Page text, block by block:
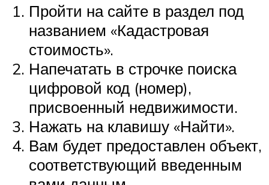
Пройти на сайте в раздел под
названием «Кадастровая
стоимость».
Напечатать в строчке поиска
цифровой код (номер),
присвоенный недвижимости.
Нажать на клавишу «Найти».
Вам будет предоставлен объект,
соответствующий введенным